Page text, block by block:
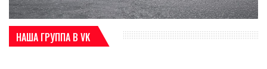
НАША ГРУППА В VK